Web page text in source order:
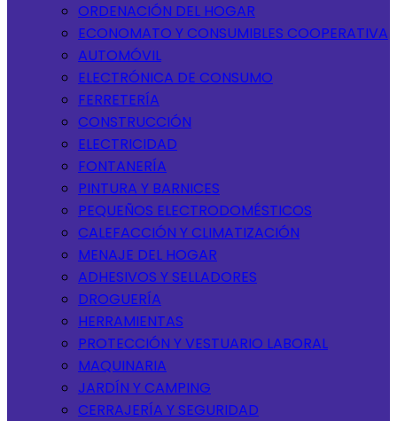
ORDENACIÓN DEL HOGAR
ECONOMATO Y CONSUMIBLES COOPERATIVA
AUTOMÓVIL
ELECTRÓNICA DE CONSUMO
FERRETERÍA
CONSTRUCCIÓN
ELECTRICIDAD
FONTANERÍA
PINTURA Y BARNICES
PEQUEÑOS ELECTRODOMÉSTICOS
CALEFACCIÓN Y CLIMATIZACIÓN
MENAJE DEL HOGAR
ADHESIVOS Y SELLADORES
DROGUERÍA
HERRAMIENTAS
PROTECCIÓN Y VESTUARIO LABORAL
MAQUINARIA
JARDÍN Y CAMPING
CERRAJERÍA Y SEGURIDAD